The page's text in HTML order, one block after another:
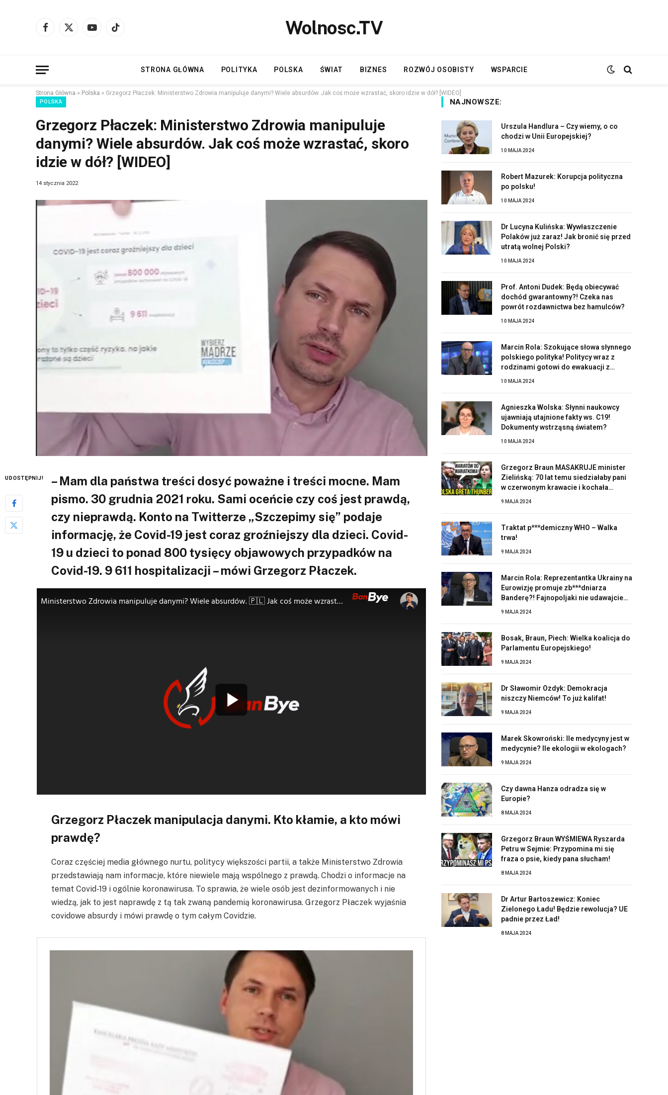
Facebook
X
YouTubeTikTok Wolnosc.TV
STRONA GŁÓWNA POLITYKA POLSKA ŚWIAT BIZNES ROZWÓJ OSOBISTY WSPARCIE
Strona Główna » Polska » Grzegorz Płaczek: Ministerstwo Zdrowia manipuluje danymi? Wiele absurdów. Jak coś może wzrastać, skoro idzie w dół? [WIDEO]
POLSKA
Grzegorz Płaczek: Ministerstwo Zdrowia manipuluje
danymi? Wiele absurdów. Jak coś może wzrastać, skoro
idzie w dół? [WIDEO]
14 stycznia 2022
UDOSTĘPNIJ!
– Mam dla państwa treści dosyć poważne i treści mocne. Mam
pismo. 30 grudnia 2021 roku. Sami oceńcie czy coś jest prawdą,
czy nieprawdą. Konto na Twitterze „Szczepimy się” podaje
informację, że Covid-19 jest coraz groźniejszy dla dzieci. Covid-
19 u dzieci to ponad 800 tysięcy objawowych przypadków na
Covid-19. 9 611 hospitalizacji – mówi Grzegorz Płaczek.
Grzegorz Płaczek manipulacja danymi. Kto kłamie, a kto mówi
prawdę?
Coraz częściej media głównego nurtu, politycy większości partii, a także Ministerstwo Zdrowia
przedstawiają nam informacje, które niewiele mają wspólnego z prawdą. Chodzi o informacje na
temat Covid-19 i ogólnie koronawirusa. To sprawia, że wiele osób jest dezinformowanych i nie
wiedzą, jak to jest naprawdę z tą tak zwaną pandemią koronawirusa. Grzegorz Płaczek wyjaśnia
covidowe absurdy i mówi prawdę o tym całym Covidzie.
NAJNOWSZE:
Urszula Handlura – Czy wiemy, o co
chodzi w Unii Europejskiej?
10 MAJA 2024
Robert Mazurek: Korupcja polityczna
po polsku!
10 MAJA 2024
Dr Lucyna Kulińska: Wywłaszczenie
Polaków już zaraz! Jak bronić się przed
utratą wolnej Polski?
10 MAJA 2024
Prof. Antoni Dudek: Będą obiecywać
dochód gwarantowny?! Czeka nas
powrót rozdawnictwa bez hamulców?
10 MAJA 2024
Marcin Rola: Szokujące słowa słynnego
polskiego polityka! Politycy wraz z
rodzinami gotowi do ewakuacji z
10 MAJA 2024
Agnieszka Wolska: Słynni naukowcy
ujawniają utajnione fakty ws. C19!
Dokumenty wstrząsną światem?
10 MAJA 2024
Grzegorz Braun MASAKRUJE minister
Zielińską: 70 lat temu siedziałaby pani
w czerwonym krawacie i kochała
9 MAJA 2024
Traktat p***demiczny WHO – Walka
trwa!
9 MAJA 2024
Marcin Rola: Reprezentantka Ukrainy na
Eurowizję promuje zb***dniarza
Banderę?! Fajnopoljaki nie udawajcie
9 MAJA 2024
Bosak, Braun, Piech: Wielka koalicja do
Parlamentu Europejskiego!
9 MAJA 2024
Dr Sławomir Ozdyk: Demokracja
niszczy Niemców! To już kalifat!
9 MAJA 2024
Marek Skowroński: Ile medycyny jest w
medycynie? Ile ekologii w ekologach?
9 MAJA 2024
Czy dawna Hanza odradza się w
Europie?
8 MAJA 2024
Grzegorz Braun WYŚMIEWA Ryszarda
Petru w Sejmie: Przypomina mi się
fraza o psie, kiedy pana słucham!
8 MAJA 2024
Dr Artur Bartoszewicz: Koniec
Zielonego Ładu! Będzie rewolucja? UE
padnie przez Ład!
8 MAJA 2024